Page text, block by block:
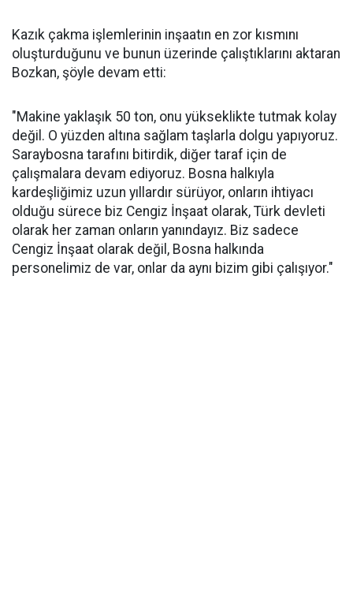
Kazık çakma işlemlerinin inşaatın en zor kısmını
oluşturduğunu ve bunun üzerinde çalıştıklarını aktaran
Bozkan, şöyle devam etti:
"Makine yaklaşık 50 ton, onu yükseklikte tutmak kolay
değil. O yüzden altına sağlam taşlarla dolgu yapıyoruz.
Saraybosna tarafını bitirdik, diğer taraf için de
çalışmalara devam ediyoruz. Bosna halkıyla
kardeşliğimiz uzun yıllardır sürüyor, onların ihtiyacı
olduğu sürece biz Cengiz İnşaat olarak, Türk devleti
olarak her zaman onların yanındayız. Biz sadece
Cengiz İnşaat olarak değil, Bosna halkında
personelimiz de var, onlar da aynı bizim gibi çalışıyor."